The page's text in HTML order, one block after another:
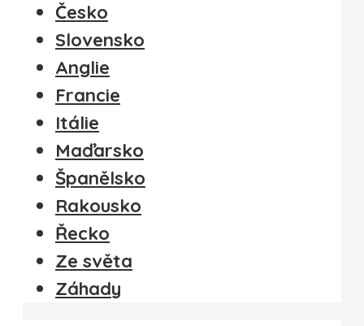
Česko
Slovensko
Anglie
Francie
Itálie
Maďarsko
Španělsko
Rakousko
Řecko
Ze světa
Záhady